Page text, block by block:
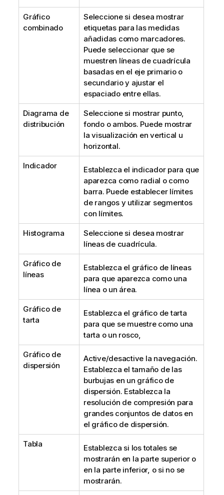
Gráfico
combinado
Seleccione si desea mostrar
etiquetas para las medidas
añadidas como marcadores.
Puede seleccionar que se
muestren líneas de cuadrícula
basadas en el eje primario o
secundario y ajustar el
espaciado entre ellas.
Diagrama de
distribución
Seleccione si mostrar punto,
fondo o ambos. Puede mostrar
la visualización en vertical u
horizontal.
Indicador
Establezca el indicador para que
aparezca como radial o como
barra. Puede establecer límites
de rangos y utilizar segmentos
con límites.
Histograma
Seleccione si desea mostrar
líneas de cuadrícula.
Gráfico de
líneas
Establezca el gráfico de líneas
para que aparezca como una
línea o un área.
Gráfico de
tarta
Establezca el gráfico de tarta
para que se muestre como una
tarta o un rosco,
Gráfico de
dispersión
Active/desactive la navegación.
Establezca el tamaño de las
burbujas en un gráfico de
dispersión. Establezca la
resolución de compresión para
grandes conjuntos de datos en
el gráfico de dispersión.
Tabla
Establezca si los totales se
mostrarán en la parte superior o
en la parte inferior, o si no se
mostrarán.